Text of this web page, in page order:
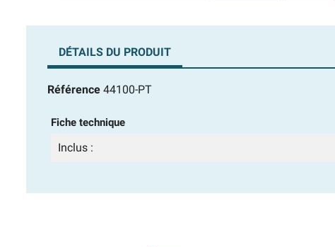
DÉTAILS DU PRODUIT
Référence 44100-PT
Fiche technique
Inclus :